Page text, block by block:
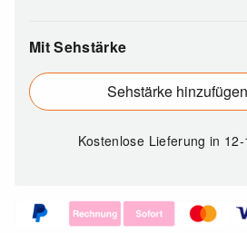
Mit Sehstärke
Sehstärke
Kostenlose Lieferungin